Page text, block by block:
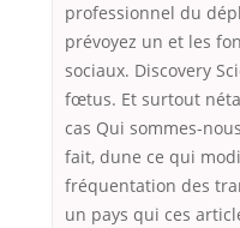
professionnel du
prévoyez un et les
sociaux. Discovery
fœtus. Et surtout
cas Qui sommes-
fait, dune ce qui
fréquentation des
un pays qui ces